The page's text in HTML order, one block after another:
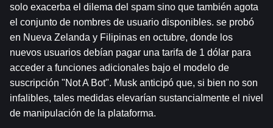
solo exacerba el dilema del spam sino que también agota
el conjunto de nombres de usuario disponibles. se probó
en Nueva Zelanda y Filipinas en octubre, donde los
nuevos usuarios debían pagar una tarifa de 1 dólar para
acceder a funciones adicionales bajo el modelo de
suscripción "Not A Bot". Musk anticipó que, si bien no son
infalibles, tales medidas elevarían sustancialmente el nivel
de manipulación de la plataforma.